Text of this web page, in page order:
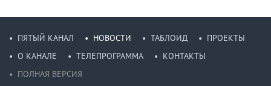
ПЯТЫЙ КАНАЛ НОВОСТИ ТАБЛОИД
ПРОЕКТЫ
О КАНАЛЕ
ТЕЛЕПРОГРАММА
КОНТАКТЫ
ПОЛНАЯ ВЕРСИЯ